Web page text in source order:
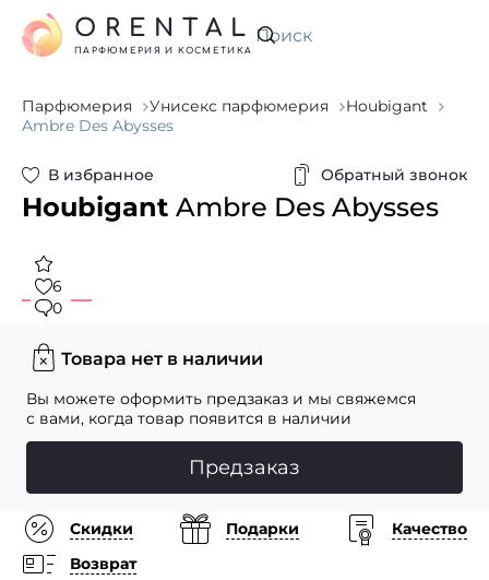
Искать
ORENTAL
ПАРФЮМЕРИЯ И КОСМЕТИКА
Парфюмерия Унисекс парфюмерия
Houbigant
Ambre Des Abysses
В избранное Обратный звонок
Houbigant Ambre Des Abysses
6
0
Товара нет в наличии
Вы можете оформить предзаказ и мы свяжемся
с вами, когда товар появится в наличии
Предзаказ
Скидки Подарки
Качество
Возврат